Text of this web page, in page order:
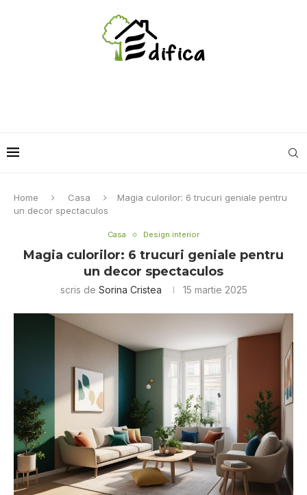
Home Casa
Magia culorilor: 6 trucuri geniale pentru
un decor spectaculos
Casa Design interior
Magia culorilor: 6 trucuri geniale pentru
un decor spectaculos
scris de Sorina Cristea 15 martie 2025